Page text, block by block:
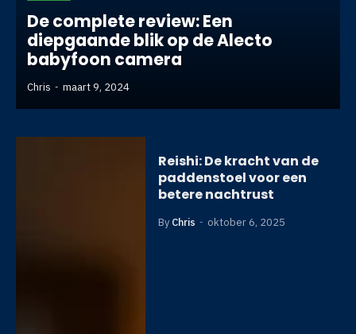
De complete review: Een
diepgaande blik op de Alecto
babyfoon camera
Chris maart 9, 2024
Reishi: De kracht van de
paddenstoel voor een
betere nachtrust
By Chris oktober 6, 2025